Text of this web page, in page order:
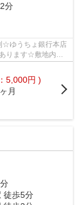
分
☆ゆうちょ銀行本店
ります☆敷地内ご
5,000円 )
月
徒歩5分